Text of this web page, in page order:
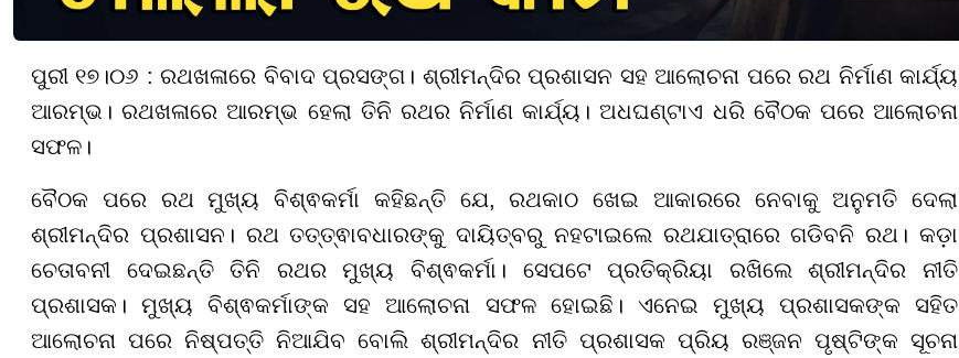
ପୁରୀ ୧୭।୦୬ : ରଥଖଳାରେ ବିବାଦ ପ୍ରସଙ୍ଗ। ଶ୍ରୀମନ୍ଦିର ପ୍ରଶାସନ ସହ ଆଲୋଚନା ପରେ ରଥ ନିର୍ମାଣ କାର୍ଯ୍ୟ
ଆରମ୍ଭ। ରଥଖଳାରେ ଆରମ୍ଭ ହେଲା ତିନି ରଥର ନିର୍ମାଣ କାର୍ଯ୍ୟ। ଅଧଘଣ୍ଟାଏ ଧରି ବୈଠକ ପରେ ଆଲୋଚନା
ସଫଳ।
ବୈଠକ ପରେ ରଥ ମୁଖ୍ୟ ବିଶ୍ଵକର୍ମା କହିଛନ୍ତି ଯେ, ରଥକାଠ ଖେଇ ଆକାରରେ ନେବାକୁ ଅନୁମତି ଦେଲା
ଶ୍ରୀମନ୍ଦିର ପ୍ରଶାସନ। ରଥ ତତ୍ତ୍ଵାବଧାରଙ୍କୁ ଦାୟିତ୍ବରୁ ନହଟାଇଲେ ରଥଯାତ୍ରାରେ ଗଡିବନି ରଥ। କଡ଼ା
ଚେତାବନୀ ଦେଇଛନ୍ତି ତିନି ରଥର ମୁଖ୍ୟ ବିଶ୍ଵକର୍ମା। ସେପଟେ ପ୍ରତିକ୍ରିୟା ରଖିଲେ ଶ୍ରୀମନ୍ଦିର ନୀତି
ପ୍ରଶାସକ। ମୁଖ୍ୟ ବିଶ୍ଵକର୍ମାଙ୍କ ସହ ଆଲୋଚନା ସଫଳ ହୋଇଛି। ଏନେଇ ମୁଖ୍ୟ ପ୍ରଶାସକଙ୍କ ସହିତ
ଆଲୋଚନା ପରେ ନିଷ୍ପତ୍ତି ନିଆଯିବ ବୋଲି ଶ୍ରୀମନ୍ଦିର ନୀତି ପ୍ରଶାସକ ପ୍ରିୟ ରଞ୍ଜନ ପୃଷ୍ଟିଙ୍କ ସୂଚନା